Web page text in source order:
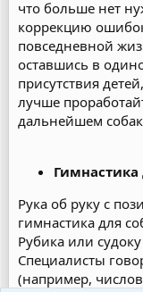
что больше нет
коррекцию
повседневной
оставшись в
присутствия
лучше
дальнейшем
Рука об руку с
гимнастика для
Рубика или
Специалисты
(например,